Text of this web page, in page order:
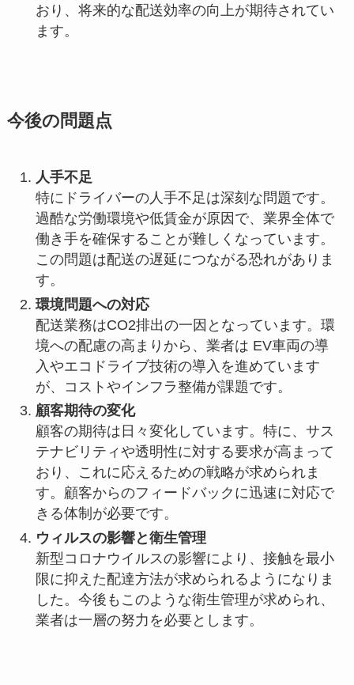
おり、将来的な配送効率の向上が期待されてい
ます。
今後の問題点
人手不足
特にドライバーの人手不足は深刻な問題です。
過酷な労働環境や低賃金が原因で、業界全体で
働き手を確保することが難しくなっています。
この問題は配送の遅延につながる恐れがありま
す。
環境問題への対応
配送業務はCO2排出の一因となっています。環
境への配慮の高まりから、業者は EV車両の導
入やエコドライブ技術の導入を進めています
が、コストやインフラ整備が課題です。
顧客期待の変化
顧客の期待は日々変化しています。特に、サス
テナビリティや透明性に対する要求が高まって
おり、これに応えるための戦略が求められま
す。顧客からのフィードバックに迅速に対応で
きる体制が必要です。
ウィルスの影響と衛生管理
新型コロナウイルスの影響により、接触を最小
限に抑えた配達方法が求められるようになりま
した。今後もこのような衛生管理が求められ、
業者は一層の努力を必要とします。